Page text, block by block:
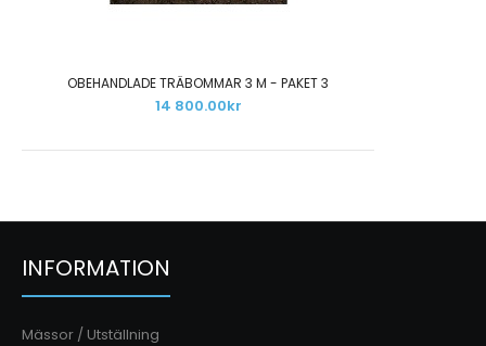
OBEHANDLADE TRÄBOMMAR 3 M - PAKET 3
14 800.00kr
INFORMATION
Mässor / Utställning